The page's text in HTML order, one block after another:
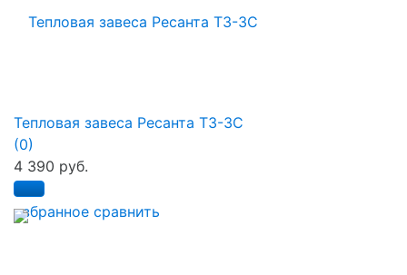
избранное сравнить
Тепловая завеса Ресанта ТЗ-3С
(0)
4 390 руб.